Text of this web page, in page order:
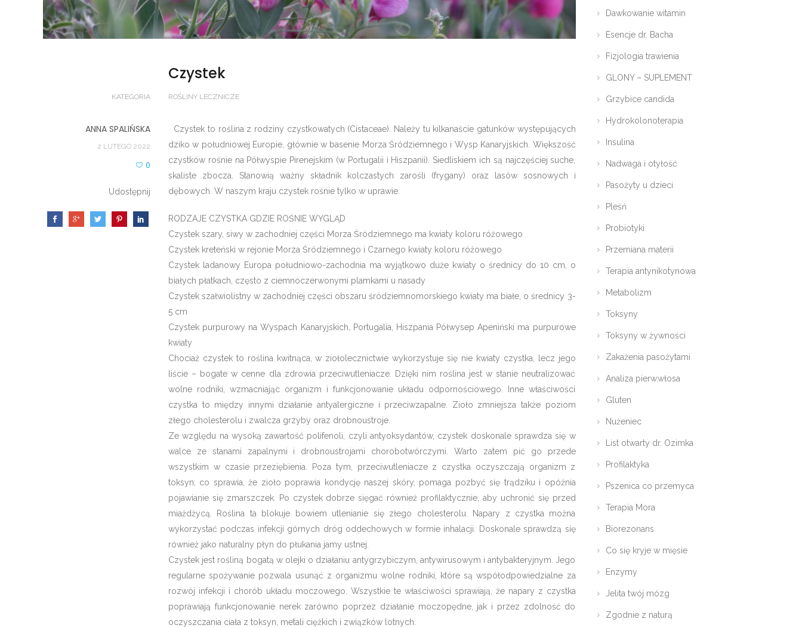
Czystek
KATEGORIA ROŚLINY LECZNICZE
ANNA SPALIŃSKA
2 LUTEGO 2022
0
Udostępnij
Czystek to roślina z rodziny czystkowatych (Cistaceae). Należy tu kilkanaście gatunków występujących
dziko w południowej Europie, głównie w basenie Morza Śródziemnego i Wysp Kanaryjskich. Większość
czystków rośnie na Półwyspie Pirenejskim (w Portugalii i Hiszpanii). Siedliskiem ich są najczęściej suche,
skaliste zbocza. Stanowią ważny składnik kolczastych zarośli (frygany) oraz lasów sosnowych i
dębowych. W naszym kraju czystek rośnie tylko w uprawie.
RODZAJE CZYSTKA GDZIE ROŚNIE WYGLĄD
Czystek szary, siwy w zachodniej części Morza Śródziemnego ma kwiaty koloru różowego
Czystek kreteński w rejonie Morza Śródziemnego i Czarnego kwiaty koloru różowego
Czystek ladanowy Europa południowo-zachodnia ma wyjątkowo duże kwiaty o średnicy do 10 cm, o
białych płatkach, często z ciemnoczerwonymi plamkami u nasady
Czystek szałwiolistny w zachodniej części obszaru śródziemnomorskiego kwiaty ma białe, o średnicy 3-
5 cm
Czystek purpurowy na Wyspach Kanaryjskich, Portugalia, Hiszpania Półwysep Apeniński ma purpurowe
kwiaty
Chociaż czystek to roślina kwitnąca, w ziołolecznictwie wykorzystuje się nie kwiaty czystka, lecz jego
liście – bogate w cenne dla zdrowia przeciwutleniacze. Dzięki nim roślina jest w stanie neutralizować
wolne rodniki, wzmacniając organizm i funkcjonowanie układu odpornościowego. Inne właściwości
czystka to między innymi działanie antyalergiczne i przeciwzapalne. Zioło zmniejsza także poziom
złego cholesterolu i zwalcza grzyby oraz drobnoustroje.
Ze względu na wysoką zawartość polifenoli, czyli antyoksydantów, czystek doskonale sprawdza się w
walce ze stanami zapalnymi i drobnoustrojami chorobotwórczymi. Warto zatem pić go przede
wszystkim w czasie przeziębienia. Poza tym, przeciwutleniacze z czystka oczyszczają organizm z
toksyn, co sprawia, że zioło poprawia kondycję naszej skóry, pomaga pozbyć się trądziku i opóźnia
pojawianie się zmarszczek. Po czystek dobrze sięgać również profilaktycznie, aby uchronić się przed
miażdżycą. Roślina ta blokuje bowiem utlenianie się złego cholesterolu. Napary z czystka można
wykorzystać podczas infekcji górnych dróg oddechowych w formie inhalacji. Doskonale sprawdzą się
również jako naturalny płyn do płukania jamy ustnej.
Czystek jest rośliną bogatą w olejki o działaniu antygrzybiczym, antywirusowym i antybakteryjnym. Jego
regularne spożywanie pozwala usunąć z organizmu wolne rodniki, które są współodpowiedzialne za
rozwój infekcji i chorób układu moczowego. Wszystkie te właściwości sprawiają, że napary z czystka
poprawiają funkcjonowanie nerek zarówno poprzez działanie moczopędne, jak i przez zdolność do
oczyszczania ciała z toksyn, metali ciężkich i związków lotnych.
Dawkowanie witamin
Esencje dr. Bacha
Fizjologia trawienia
GLONY – SUPLEMENT
Grzybice candida
Hydrokolonoterapia
Insulina
Nadwaga i otyłość
Pasożyty u dzieci
Pleśń
Probiotyki
Przemiana materii
Terapia antynikotynowa
Metabolizm
Toksyny
Toksyny w żywności
Zakażenia pasożytami
Analiza pierw.włosa
Gluten
Nużeniec
List otwarty dr. Ozimka
Profilaktyka
Pszenica co przemyca
Terapia Mora
Biorezonans
Co się kryje w mięsie
Enzymy
Jelita twój mózg
Zgodnie z naturą